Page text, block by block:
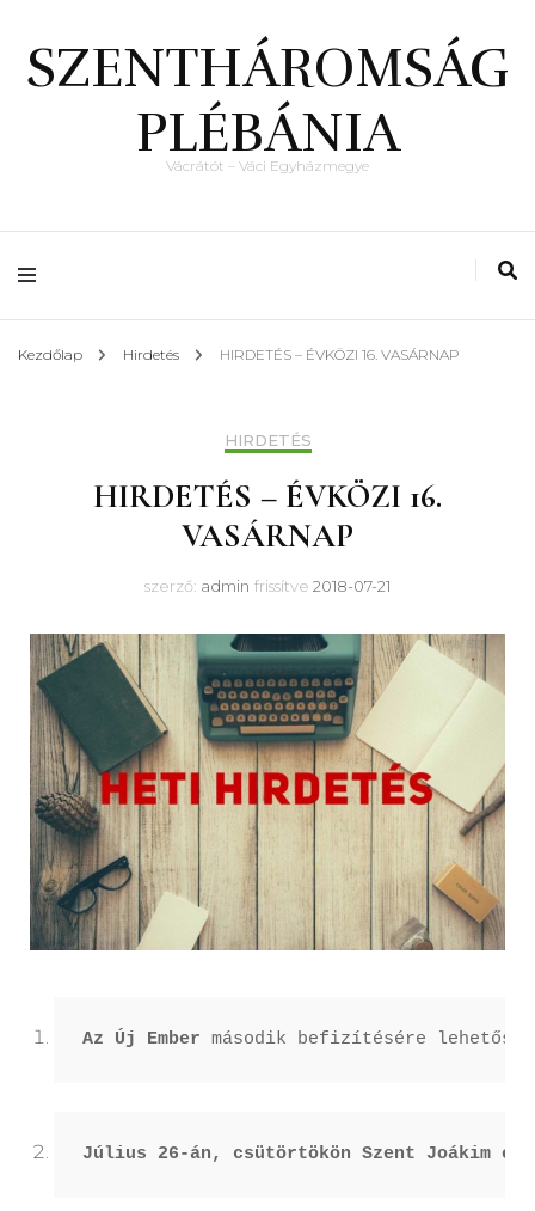
SZENTHÁROMSÁG
PLÉBÁNIA
Vácrátót – Váci Egyházmegye
Kezdőlap Hirdetés HIRDETÉS – ÉVKÖZI 16. VASÁRNAP
HIRDETÉS
HIRDETÉS – ÉVKÖZI 16.
VASÁRNAP
szerző: admin frissítve 2018-07-21
Az Új Ember második befizítésére
Július 26-án, csütörtökön Szent Joákim és